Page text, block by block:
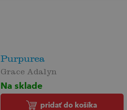
Purpurea
Grace Adalyn
Na sklade
pridať do košíka